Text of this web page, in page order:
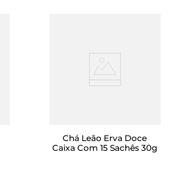
Chá Leão Erva Doce
Caixa Com 15 Sachês 30g